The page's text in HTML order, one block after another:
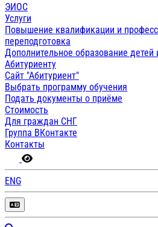
ЭИОС
Услуги
Повышение квалификации и
переподготовка
Дополнительное образование детей
Абитуриенту
Сайт "Абитуриент"
Выбрать программу обучения
Подать документы о приёме
Стоимость
Для граждан СНГ
Группа ВКонтакте
Контакты
ENG